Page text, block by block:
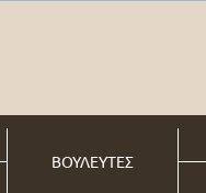
ΒΟΥΛΕΥΤΕΣ